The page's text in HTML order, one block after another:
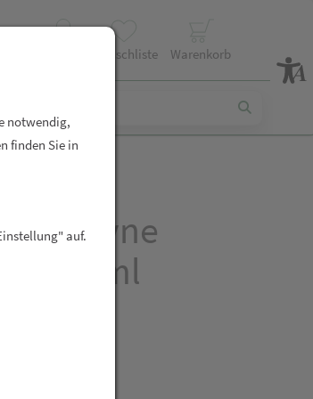
Wunschliste Warenkorb
75ml
notwendig,
finden Sie in
auf.